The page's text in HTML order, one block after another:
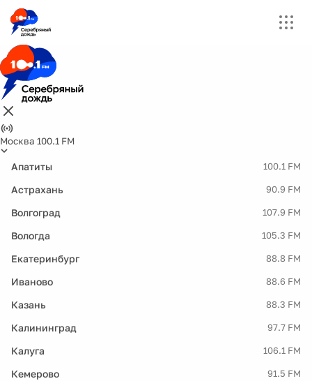
Москва 100.1 FM
Апатиты 100.1 FM
Астрахань 90.9 FM
Волгоград 107.9 FM
Вологда 105.3 FM
Екатеринбург 88.8 FM
Иваново 88.6 FM
Казань 88.3 FM
Калининград 97.7 FM
Калуга 106.1 FM
Кемерово 91.5 FM